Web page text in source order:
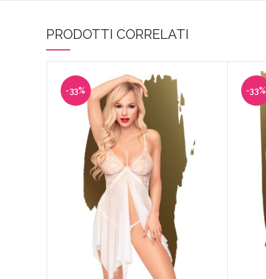
PRODOTTI CORRELATI
-33% -33%